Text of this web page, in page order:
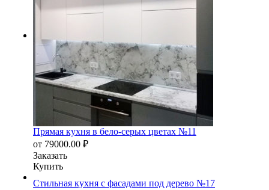
Прямая кухня в бело-серых цветах №11
от 79000.00 ₽
Заказать
Купить
Стильная кухня с фасадами под дерево №17